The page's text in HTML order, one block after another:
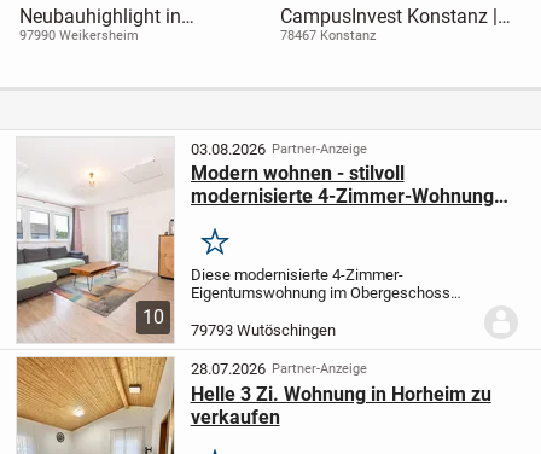
Neubauhighlight in
Weikersheim - zentral,
förderfähig!
97990 Weikersheim
CampusInvest Konstanz |
Bezugsfrei ab September -
Wohnung für Eigennutzer
78467 Konstanz
10
03.08.2026 Partner-Anzeige
Modern wohnen - stilvoll
modernisierte 4-Zimmer-Wohnung
Merken
Diese modernisierte 4-Zimmer-
Eigentumswohnung im Obergeschoss
überzeugt mit rund 118 m² Wohnfläche,
einer durchdachten Raumaufteilung und
einer zentralen,...
79793 Wutöschingen
28.07.2026 Partner-Anzeige
Helle 3 Zi. Wohnung in Horheim zu
verkaufen